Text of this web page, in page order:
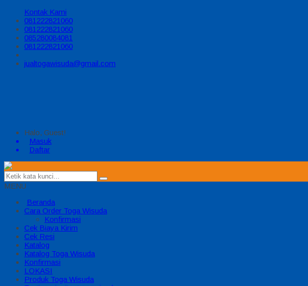
Kontak Kami
081222821060
081222821060
085280084081
081222821060
jualtogawisuda@gmail.com
Halo, Guest!
Masuk
Daftar
MENU
Beranda
Cara Order Toga Wisuda
Konfirmasi
Cek Biaya Kirim
Cek Resi
Katalog
Katalog Toga Wisuda
Konfirmasi
LOKASI
Produk Toga Wisuda